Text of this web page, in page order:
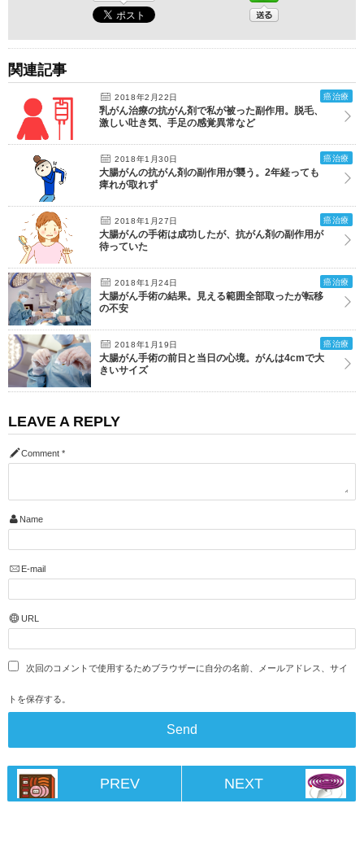
関連記事
2018年2月22日 癌治療
乳がん治療の抗がん剤で私が被った副作用。脱毛、
激しい吐き気、手足の感覚異常など
2018年1月30日 癌治療
大腸がんの抗がん剤の副作用が襲う。2年経っても
痺れが取れず
2018年1月27日 癌治療
大腸がんの手術は成功したが、抗がん剤の副作用が
待っていた
2018年1月24日 癌治療
大腸がん手術の結果。見える範囲全部取ったが転移
の不安
2018年1月19日 癌治療
大腸がん手術の前日と当日の心境。がんは4cmで大
きいサイズ
LEAVE A REPLY
Comment *
Name
E-mail
URL
次回のコメントで使用するためブラウザーに自分の名前、メールアドレス、サイ
トを保存する。
PREV NEXT